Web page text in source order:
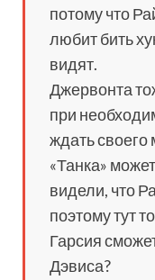
потому что
любит бить
видят.
Джервонта
при
ждать
«Танка»
видели, что
поэтому тут
Гарсия
Дэвиса?